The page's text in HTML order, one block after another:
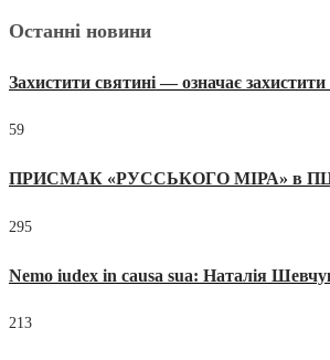
Останні новини
Захистити святині — означає
59
ПРИСМАК «РУССЬКОГО МІРА» в ПЦУ:
295
Nemo iudex in causa sua: Наталія
213